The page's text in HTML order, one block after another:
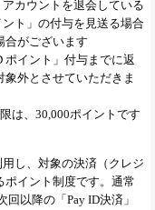
カウントを退会している
ト」の付与を見送る場合
合がございます
ポイント」付与までに返
外とさせていただきま
は、30,000ポイントです
し、対象の決済（クレジ
ポイント制度です。通常
以降の「Pay ID決済」